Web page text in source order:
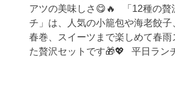
アツの美味しさ😋🔥 「12種の贅
チ」は、人気の小籠包や海老餃子
春巻、スイーツまで楽しめて春雨
た贅沢セットです🎁💖 平日ラン